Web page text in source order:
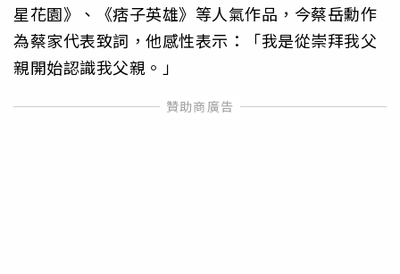
星花園》、《痞子英雄》等人氣作品，今蔡岳勳作
為蔡家代表致詞，他感性表示：「我是從崇拜我父
親開始認識我父親。」